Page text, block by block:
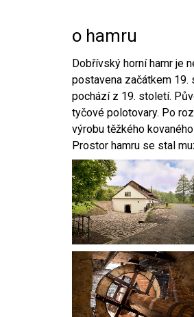
o hamru
Dobřívský horní hamr je
postavena začátkem 19.
pochází z 19. století.
tyčové polotovary. Po
výrobu těžkého
Prostor hamru se stal